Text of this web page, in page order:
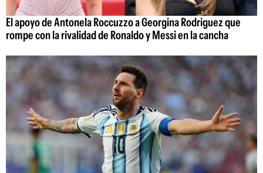
El apoyo de Antonela Roccuzzo a Georgina Rodriguez que
rompe con la rivalidad de Ronaldo y Messi en la cancha